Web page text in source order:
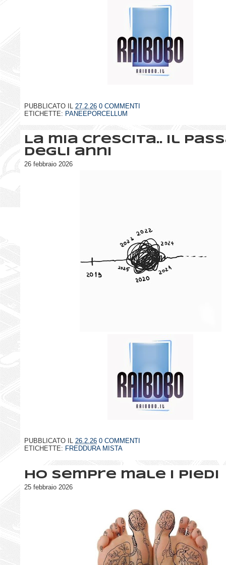
PUBBLICATO IL 27.2.26 0 COMMENTI
ETICHETTE: PANEEPORCELLUM
La mia crescita.. il
degli anni
26 febbraio 2026
PUBBLICATO IL 26.2.26 0 COMMENTI
ETICHETTE: FREDDURA MISTA
Ho sempre male i piedi
25 febbraio 2026